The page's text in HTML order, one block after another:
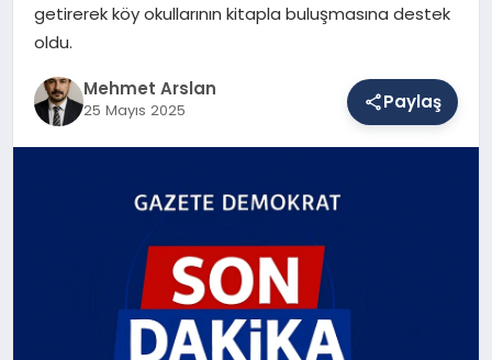
SAĞLIK
EĞITIM
getirerek köy okullarının kitapla buluşmasına destek
oldu.
Mehmet Arslan
25 Mayıs 2025 Paylaş